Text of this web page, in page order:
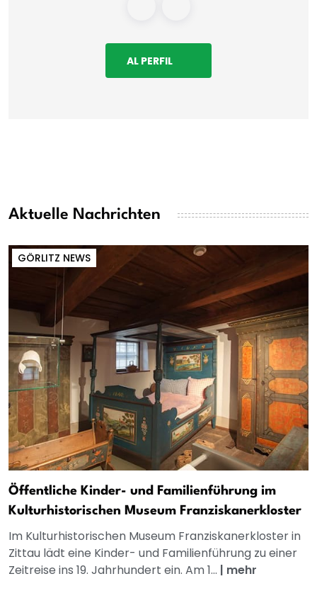
AL PERFIL
Aktuelle Nachrichten
GÖRLITZ NEWS
Öffentliche Kinder- und Familienführung im
Kulturhistorischen Museum Franziskanerkloster
Im Kulturhistorischen Museum Franziskanerkloster in
Zittau lädt eine Kinder- und Familienführung zu einer
Zeitreise ins 19. Jahrhundert ein. Am 1... | mehr